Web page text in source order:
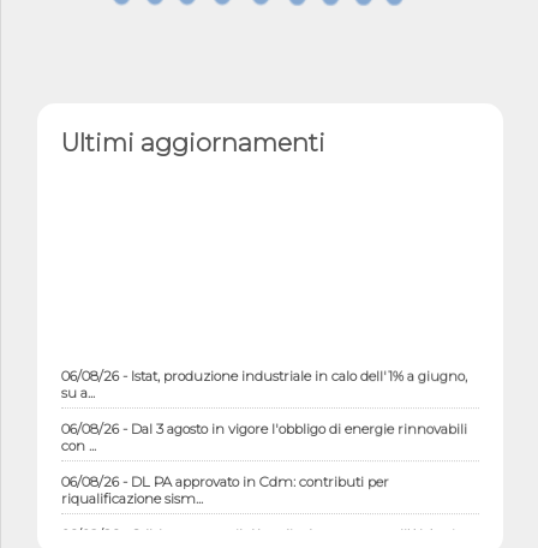
Ultimi aggiornamenti
06/08/26 - Istat, produzione industriale in calo dell'1% a giugno,
su a...
06/08/26 - Dal 3 agosto in vigore l'obbligo di energie rinnovabili
con ...
06/08/26 - DL PA approvato in Cdm: contributi per
riqualificazione sism...
06/08/26 - CdM: approvato il d.lgs. di adeguamento all’AI Act in